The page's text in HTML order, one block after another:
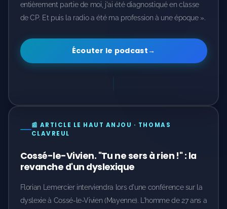
entièrement partie de moi, j'ai été diagnostiqué en classe
de CP. Et puis la radio a été ma profession à une époque ».
Écouter le podcast→
📰 ARTICLE LE HAUT ANJOU · THOMAS
CLAVREUL
Cossé-le-Vivien. "Tu ne sers à rien !" : la
revanche d'un dyslexique
Florian Lemercier interviendra lors d'une conférence sur la
dyslexie à Cossé-le-Vivien (Mayenne). L'homme de 27 ans a